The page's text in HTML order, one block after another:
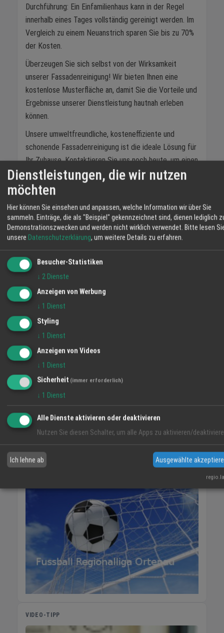
Durchführung: Ein Einfamilienhaus kann in der Regel
innerhalb eines Tages vollständig gereinigt werden. Im
Vergleich zu einem Neuanstrich sparen Sie bis zu 70%
der Kosten.
Überzeugen Sie sich selbst von der Wirksamkeit
unserer Fassadenreinigung! Wir bieten Ihnen eine
kostenlose Musterfläche an, damit Sie die Vorteile und
Ergebnisse unserer Dienstleistung hautnah erleben
können.
Unsere umweltfreundliche, kosteneffiziente und
schonende Fassadenreinigung ist die ideale Lösung für
Ihr Zuhause. Kontaktieren Sie uns noch heute, um einen
Termin für Ihre kostenlose Musterfläche zu
vereinbaren. Lassen Sie Ihre Fassade in neuem Glanz
TEILEN
Giedemann Stuckateur UG
Als professioneller Stuckateur Fachbetrieb
mit über zwazigjähriger Erfahrung sind wir Ihr
geben wir Ihnen einen kleinen Einblick in
unsere tägliche Arbeit. Sollten Sie Fragen
haben oder eine Beratung wünschen können
Sie gerne Kontakt mit uns aufnehmen. Viel
WETTER LAHR
21 °C
Klarer Himmel
39 % SO 7 km/h
MO
35° / 21°
DI MI
35° / 17°
VIDEO-TIPP
Dienstleistungen, die wir nutzen
möchten
Hier können Sie einsehen und anpassen, welche Information wir über Sie
sammeln. Einträge, die als "Beispiel" gekennzeichnet sind, dienen lediglich
Demonstrationszwecken und werden nicht wirklich verwendet. Bitte lesen
unsere Datenschutzerklärung, um weitere Details zu erfahren.
Besucher-Statistiken
↓ 2 Dienste
Anzeigen von Werbung
↓ 1 Dienst
Styling
↓ 1 Dienst
Anzeigen von Videos
↓ 1 Dienst
Sicherheit (immer erforderlich)
↓ 1 Dienst
Alle Dienste aktivieren oder deaktivieren
Nutzen Sie diesen Schalter, um alle Apps zu aktivieren/
Ich lehne ab Ausgewählte